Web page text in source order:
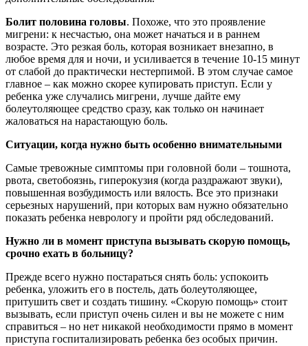
Болит половина головы. Похоже, что это проявление
мигрени: к несчастью, она может начаться и в раннем
возрасте. Это резкая боль, которая возникает внезапно, в
любое время для и ночи, и усиливается в течение 10-15 минут
от слабой до практически нестерпимой. В этом случае самое
главное – как можно скорее купировать приступ. Если у
ребенка уже случались мигрени, лучше дайте ему
болеутоляющее средство сразу, как только он начинает
жаловаться на нарастающую боль.
Ситуации, когда нужно быть особенно внимательными
Самые тревожные симптомы при головной боли – тошнота,
рвота, светобоязнь, гиперокузия (когда раздражают звуки),
повышенная возбудимость или вялость. Все это признаки
серьезных нарушений, при которых вам нужно обязательно
показать ребенка неврологу и пройти ряд обследований.
Нужно ли в момент приступа вызывать скорую помощь,
срочно ехать в больницу?
Прежде всего нужно постараться снять боль: успокоить
ребенка, уложить его в постель, дать болеутоляющее,
притушить свет и создать тишину. «Скорую помощь» стоит
вызывать, если приступ очень силен и вы не можете с ним
справиться – но нет никакой необходимости прямо в момент
приступа госпитализировать ребенка без особых причин.